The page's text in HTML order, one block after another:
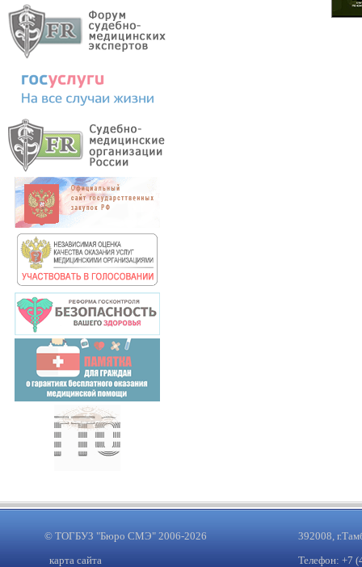
© ТОГБУЗ "Бюро СМЭ" 2006-2026
карта сайта
392008,
Телефон: +7